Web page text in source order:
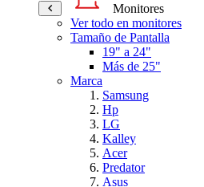
Monitores
Ver todo en monitores
Tamaño de Pantalla
19" a 24"
Más de 25"
Marca
Samsung
Hp
LG
Kalley
Acer
Predator
Asus